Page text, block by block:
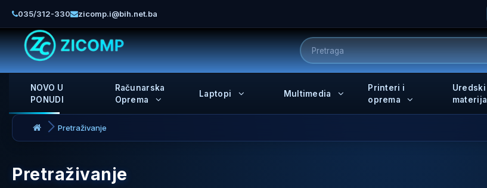
035/312-330 zicomp.i@bih.net.ba
NOVO U
PONUDI
Računarska
Oprema
Laptopi Multimedia
Printeri i
oprema
Uredski
materijal
Pretraživanje
Pretraživanje